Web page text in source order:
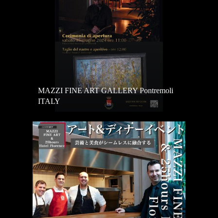
MAZZI FINE ART GALLERY Pontremoli
ITALY